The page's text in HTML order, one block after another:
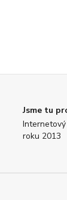
Jsme tu
roku 2013